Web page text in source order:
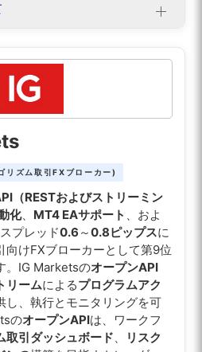
リズム取引FXブローカー)
（RESTおよびストリーミン
化、 MT4 EAサポート 、およ
プレッド0.6 ～0.8ピップスに
向けFXブローカーとして第9位
。IG MarketsのオープンAPI
リームによるプログラムアク
し、執行とモニタリングを可
のオープンAPIは、ワークフ
取引ダッシュボード、
リスク